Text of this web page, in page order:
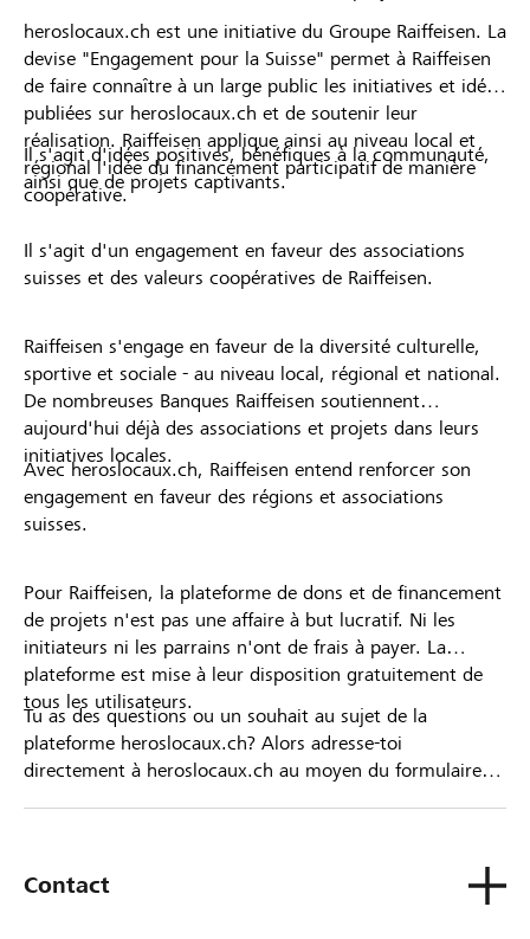
heroslocaux.ch est une initiative du Groupe Raiffeisen. La
devise "Engagement pour la Suisse" permet à Raiffeisen
de faire connaître à un large public les initiatives et idées
publiées sur heroslocaux.ch et de soutenir leur
réalisation. Raiffeisen applique ainsi au niveau local et
régional l'idée du financement participatif de manière
coopérative.
Il s'agit d'idées positives, bénéfiques à la communauté,
ainsi que de projets captivants.
Il s'agit d'un engagement en faveur des associations
suisses et des valeurs coopératives de Raiffeisen.
Raiffeisen s'engage en faveur de la diversité culturelle,
sportive et sociale - au niveau local, régional et national.
De nombreuses Banques Raiffeisen soutiennent
aujourd'hui déjà des associations et projets dans leurs
initiatives locales.
Avec heroslocaux.ch, Raiffeisen entend renforcer son
engagement en faveur des régions et associations
suisses.
Pour Raiffeisen, la plateforme de dons et de financement
de projets n'est pas une affaire à but lucratif. Ni les
initiateurs ni les parrains n'ont de frais à payer. La
plateforme est mise à leur disposition gratuitement de
tous les utilisateurs.
Tu as des questions ou un souhait au sujet de la
plateforme heroslocaux.ch? Alors adresse-toi
directement à heroslocaux.ch au moyen du formulaire
Contact